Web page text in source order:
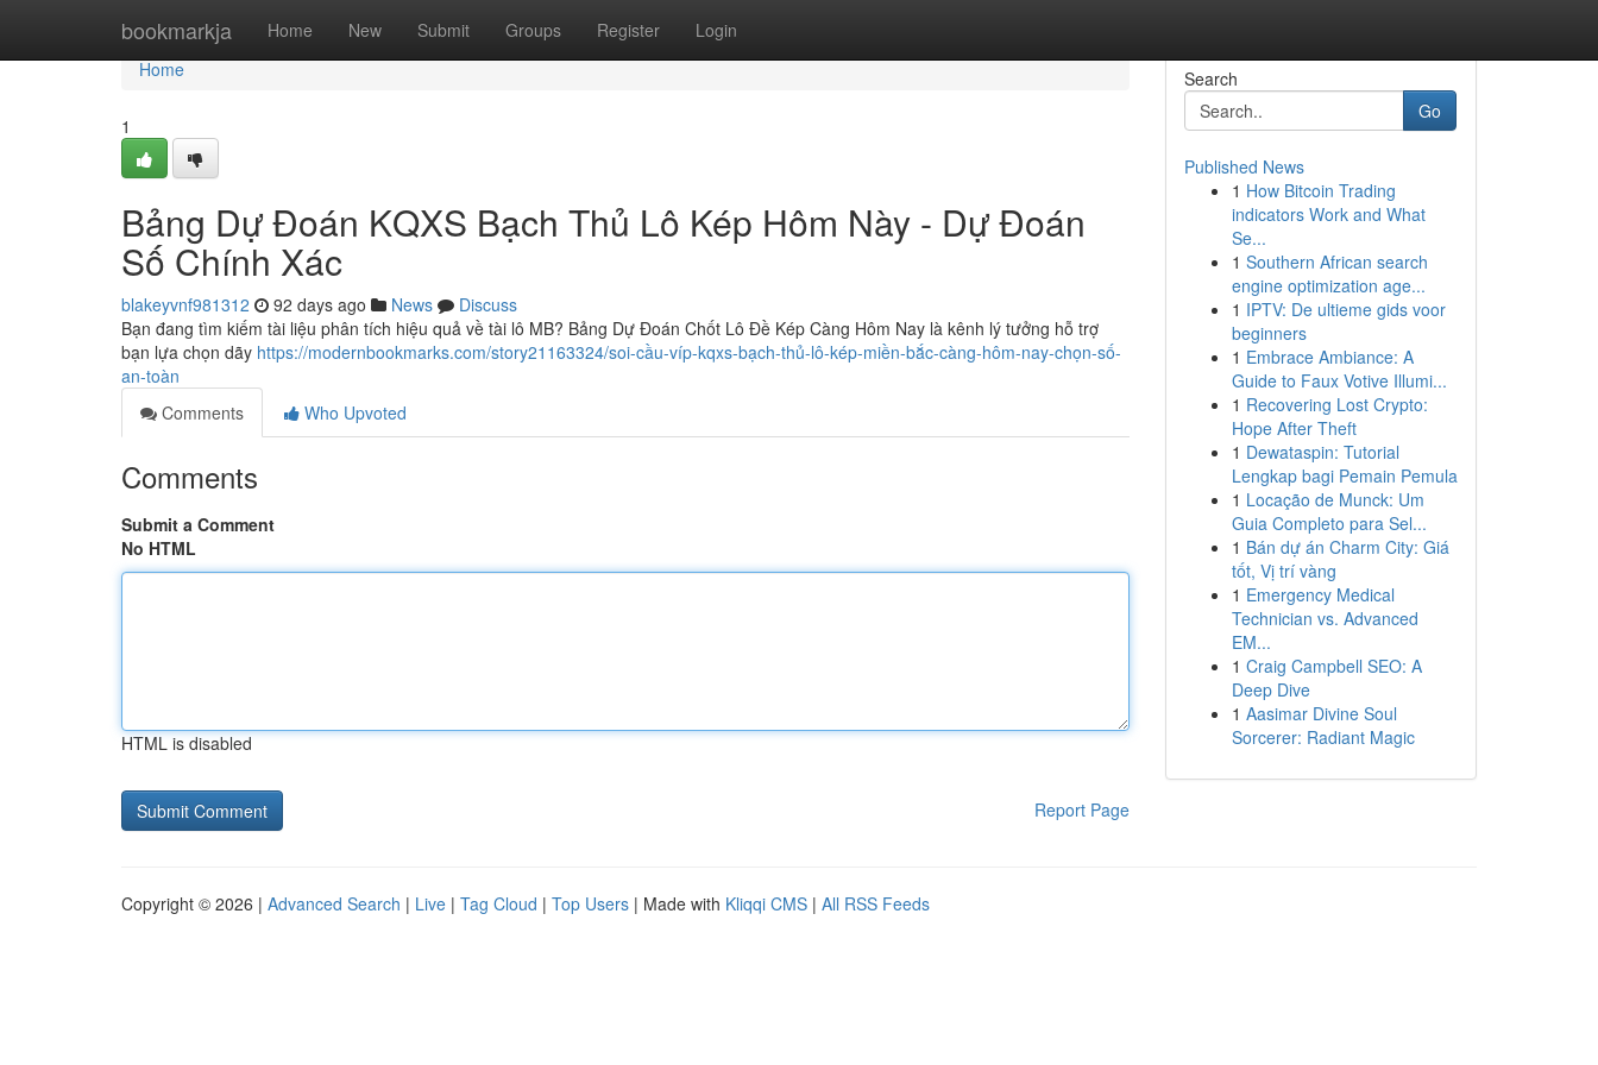
bookmarkja Home New Submit Groups Register Login
Home
Home
1
Bảng Dự Đoán KQXS Bạch Thủ Lô Kép Hôm Này - Dự Đoán
Số Chính Xác
blakeyvnf981312 92 days ago News
Discuss
Bạn đang tìm kiếm tài liệu phân tích hiệu quả về tài lô MB? Bảng Dự Đoán Chốt Lô Đề Kép Càng Hôm Nay là kênh lý tưởng hỗ trợ
bạn lựa chọn dãy https://modernbookmarks.com/story21163324/soi-cầu-víp-kqxs-bạch-thủ-lô-kép-miền-bắc-càng-hôm-nay-chọn-số-
an-toàn
Comments
Who Upvoted
Comments
Submit a Comment
No HTML
HTML is disabled
Report Page
Search
Go
Published News
1 How Bitcoin Trading
indicators Work and What
Se...
1 Southern African search
engine optimization age...
1 IPTV: De ultieme gids voor
beginners
1 Embrace Ambiance: A
Guide to Faux Votive Illumi...
1 Recovering Lost Crypto:
Hope After Theft
1 Dewataspin: Tutorial
Lengkap bagi Pemain Pemula
1 Locação de Munck: Um
Guia Completo para Sel...
1 Bán dự án Charm City: Giá
tốt, Vị trí vàng
1 Emergency Medical
Technician vs. Advanced
EM...
1 Craig Campbell SEO: A
Deep Dive
1 Aasimar Divine Soul
Sorcerer: Radiant Magic
Copyright © 2026 | Advanced Search | Live | Tag Cloud | Top Users | Made with Kliqqi CMS | All RSS Feeds